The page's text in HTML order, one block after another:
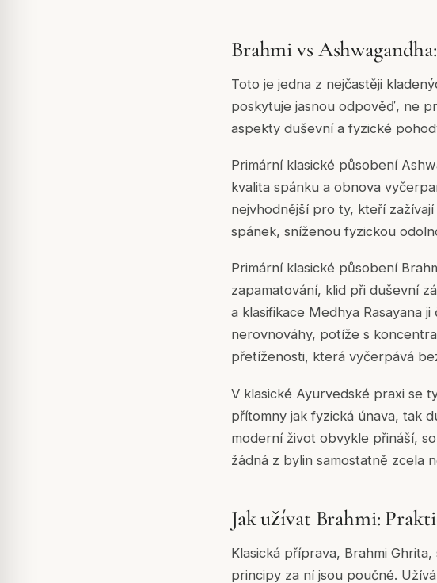
Brahmi vs
Toto je jedna z nejčastěji
poskytuje jasnou odpověď, ne
aspekty duševní a fyzické
Primární klasické působení
kvalita spánku a obnova
nejvhodnější pro ty, kteří
spánek, sníženou fyzickou
Primární klasické působení
zapamatování, klid při duševní
a klasifikace Medhya Rasayana
nerovnováhy, potíže s
přetíženosti, která vyčerpává
V klasické Ayurvedské praxi se
přítomny jak fyzická únava, tak
moderní život obvykle přináší,
žádná z bylin samostatně zcela
Jak užívat Brahmi:
Klasická příprava, Brahmi
principy za ní jsou poučné.